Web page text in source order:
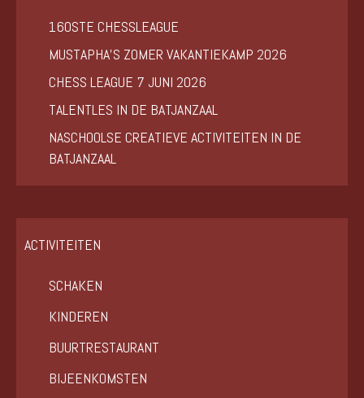
160STE CHESSLEAGUE
MUSTAPHA’S ZOMER VAKANTIEKAMP 2026
CHESS LEAGUE 7 JUNI 2026
TALENTLES IN DE BATJANZAAL
NASCHOOLSE CREATIEVE ACTIVITEITEN IN DE
BATJANZAAL
ACTIVITEITEN
SCHAKEN
KINDEREN
BUURTRESTAURANT
BIJEENKOMSTEN